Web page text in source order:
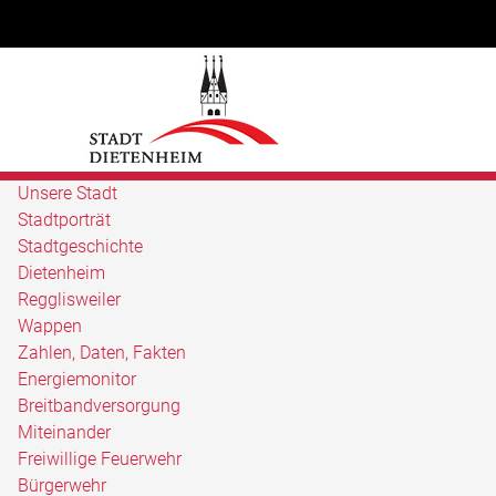
Unsere Stadt
Stadtporträt
Stadtgeschichte
Dietenheim
Regglisweiler
Wappen
Zahlen, Daten, Fakten
Energiemonitor
Breitbandversorgung
Miteinander
Freiwillige Feuerwehr
Bürgerwehr